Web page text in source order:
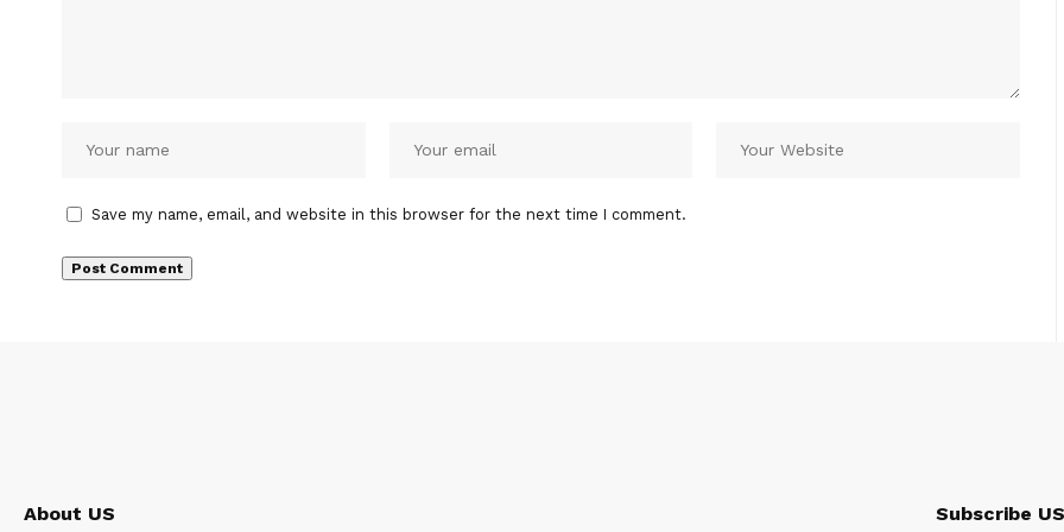
Save my name, email, and website in this browser for the next time I comment.
About US Subscribe US